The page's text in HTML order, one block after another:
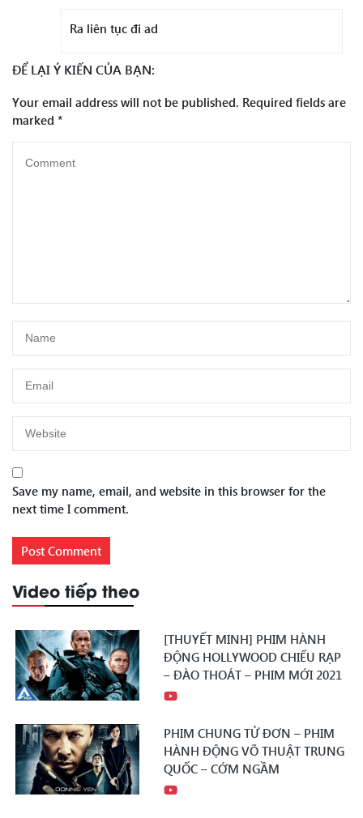
Ra liên tục đi ad
ĐỂ LẠI Ý KIẾN CỦA BẠN:
Your email address will not be published. Required fields are
marked *
Save my name, email, and website in this browser for the
next time I comment.
Video tiếp theo
[THUYẾT MINH] PHIM HÀNH
ĐỘNG HOLLYWOOD CHIẾU RẠP
– ĐÀO THOÁT – PHIM MỚI 2021
PHIM CHUNG TỬ ĐƠN – PHIM
HÀNH ĐỘNG VÕ THUẬT TRUNG
QUỐC – CỚM NGẦM